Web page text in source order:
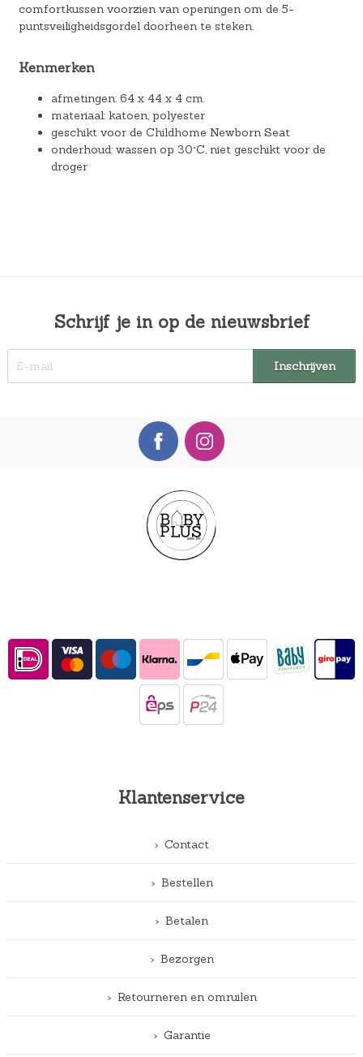
comfortkussen voorzien van openingen om de 5-
puntsveiligheidsgordel doorheen te steken.
Kenmerken
afmetingen: 64 x 44 x 4 cm.
materiaal: katoen, polyester
geschikt voor de Childhome Newborn Seat
onderhoud: wassen op 30°C, niet geschikt voor de
droger
Schrijf je in op de nieuwsbrief
Klantenservice
Contact
Bestellen
Betalen
Bezorgen
Retourneren en omruilen
Garantie